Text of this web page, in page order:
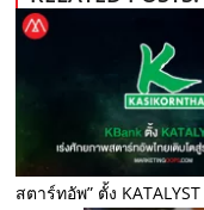
สตาร์ทอัพ” ตั้ง